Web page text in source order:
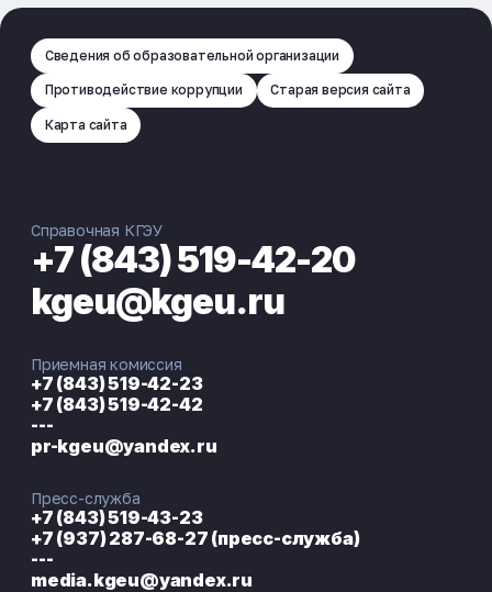
Сведения об образовательной организации
Противодействие коррупции Старая версия сайта
Карта сайта
Справочная КГЭУ
+7 (843) 519-42-20
kgeu@kgeu.ru
Приемная комиссия
+7 (843) 519-42-23
+7 (843) 519-42-42
---
pr-kgeu@yandex.ru
Пресс-служба
+7 (843) 519-43-23
+7 (937) 287-68-27 (пресс-служба)
---
media.kgeu@yandex.ru